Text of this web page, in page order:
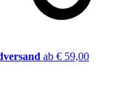
ab € 59,00